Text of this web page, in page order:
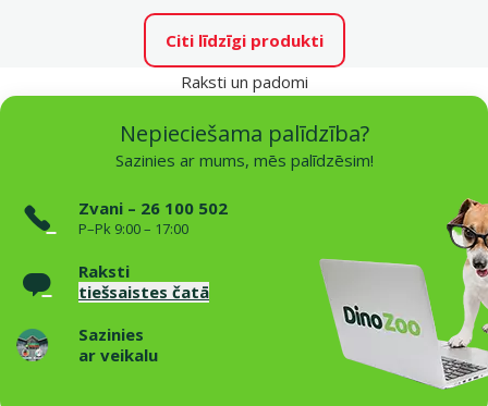
Citi līdzīgi produkti
Raksti un padomi
Nepieciešama palīdzība?
Sazinies ar mums, mēs palīdzēsim!
Zvani – 26 100 502
P–Pk 9:00 – 17:00
Raksti
tiešsaistes čatā
Sazinies
ar veikalu